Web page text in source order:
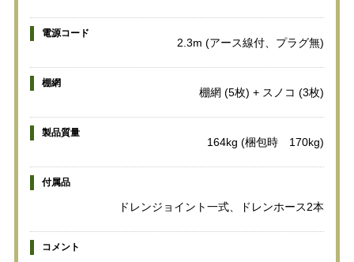
電源コード
2.3m (アース線付、プラグ無)
棚網
棚網 (5枚) + スノコ (3枚)
製品質量
164kg (梱包時 170kg)
付属品
ドレンジョイント一式、ドレンホース2本
コメント